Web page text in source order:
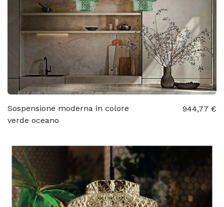
Sospensione moderna in colore
verde oceano
944,77 €